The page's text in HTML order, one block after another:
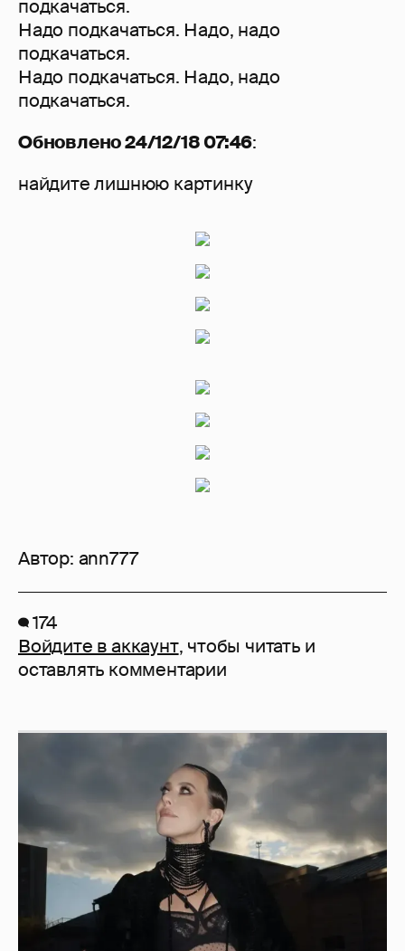
подкачаться.
Надо подкачаться. Надо, надо
подкачаться.
Надо подкачаться. Надо, надо
подкачаться.
Обновлено 24/12/18 07:46:
найдите лишнюю картинку
Автор: ann777
174
Войдите в аккаунт, чтобы читать и
оставлять комментарии